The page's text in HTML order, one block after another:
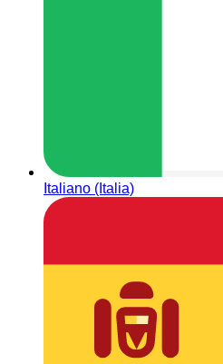
Italiano (Italia)